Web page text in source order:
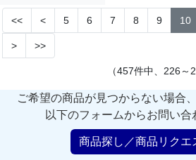
<< < 5 6 7 8 9 10
> >>
（457件中、226～
ご希望の商品が見つからない場合
以下のフォームからお問い合
商品探し／商品リクエ